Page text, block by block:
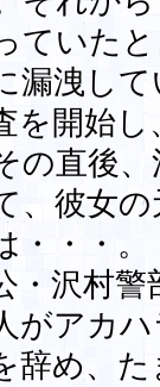
ていた
漏洩し
を開始
の直後
、彼女
・・・。
沢村警
がアカ
辞め、